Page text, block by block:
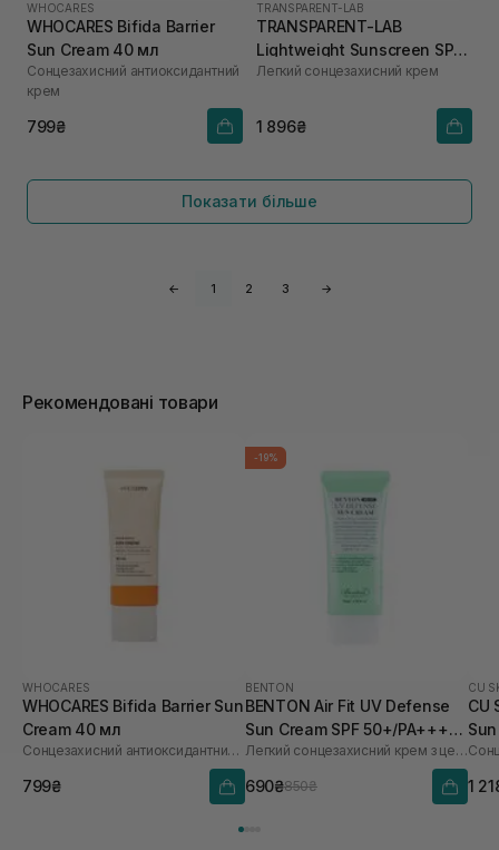
WHOCARES
WHOCARES Bifida Barrier
Sun Cream 40 мл
Сонцезахисний антиоксидантний
крем
799₴
TRANSPARENT-LAB
TRANSPARENT-LAB
Lightweight Sunscreen SPF
50+ 100 мл
Легкий сонцезахисний крем
1 896₴
Показати більше
← 1 2 3 →
Рекомендовані товари
WHOCARES
WHOCARES Bifida Barrier Sun
Cream 40 мл
Сонцезахисний антиоксидантний крем
799₴
-19%
BENTON
BENTON Air Fit UV Defense
Sun Cream SPF 50+/PA++++
50 мл
Легкий сонцезахисний крем з центелою
690₴850₴
CU
CU
60
1